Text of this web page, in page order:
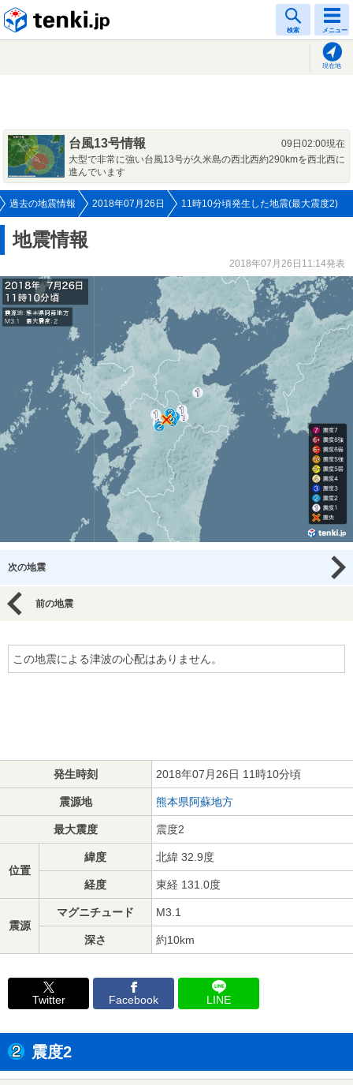
検索 メニュー
現在地
台風13号情報
09日02:00現在
大型で非常に強い台風13号が久米島の西北西約290kmを西北西に
進んでいます
過去の地震情報 2018年07月26日 11時10分頃発生した地震(最大震度2)
地震情報
2018年07月26日11:14発表
次の地震
前の地震
この地震による津波の心配はありません。
発生時刻 2018年07月26日 11時10分頃
震源地 熊本県阿蘇地方
最大震度 震度2
位置
緯度 北緯 32.9度
経度 東経 131.0度
震源
マグニチュード M3.1
深さ 約10km
Twitter Facebook LINE
震度2